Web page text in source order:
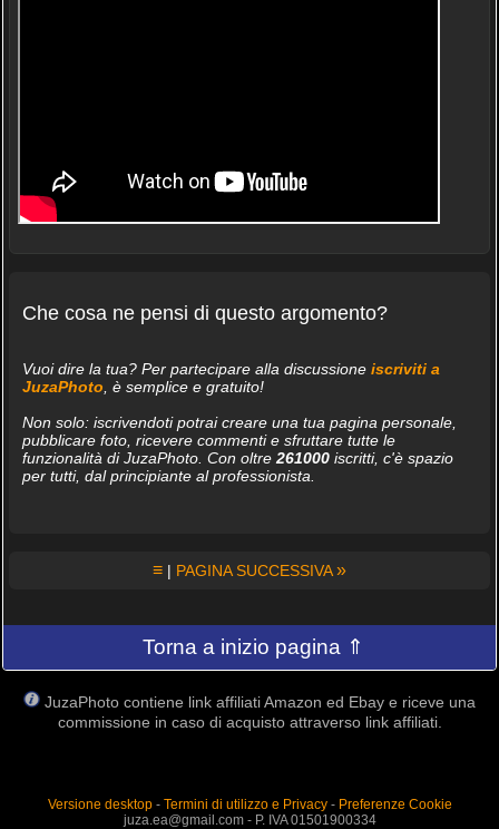
Che cosa ne pensi di questo argomento?
Vuoi dire la tua? Per partecipare alla discussione iscriviti a
JuzaPhoto , è semplice e gratuito!
Non solo: iscrivendoti potrai creare una tua pagina personale,
pubblicare foto, ricevere commenti e sfruttare tutte le
funzionalità di JuzaPhoto. Con oltre 261000iscritti, c'è spazio
per tutti, dal principiante al professionista.
≡ | PAGINA SUCCESSIVA»
Torna a inizio pagina ⇑
JuzaPhoto contiene link affiliati Amazon ed Ebay e riceve una
commissione in caso di acquisto attraverso link affiliati.
Versione desktop- Termini di utilizzo e Privacy- Preferenze Cookie
juza.ea@gmail.com - P. IVA 01501900334